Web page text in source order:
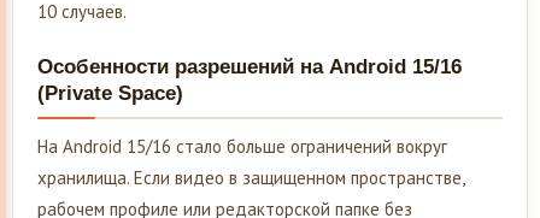
10 случаев.
Особенности разрешений на Android 15/16
(Private Space)
На Android 15/16 стало больше ограничений вокруг
хранилища. Если видео в защищенном пространстве,
рабочем профиле или редакторской папке без